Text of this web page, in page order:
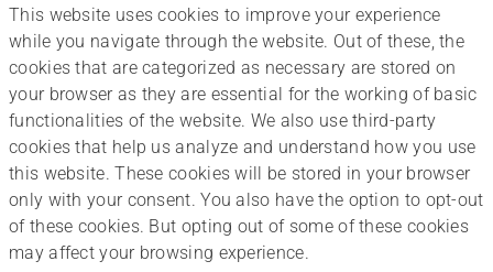
This website uses cookies to improve your experience
while you navigate through the website. Out of these, the
cookies that are categorized as necessary are stored on
your browser as they are essential for the working of basic
functionalities of the website. We also use third-party
cookies that help us analyze and understand how you use
this website. These cookies will be stored in your browser
only with your consent. You also have the option to opt-out
of these cookies. But opting out of some of these cookies
may affect your browsing experience.